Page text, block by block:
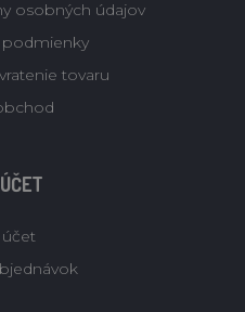
osobných údajov
tovaru